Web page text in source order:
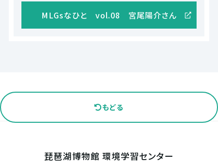
MLGsなひと vol.08 宮尾陽介さん
もどる
琵琶湖博物館 環境学習センター